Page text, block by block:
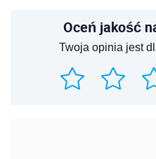
Oceń jakość
Twoja opinia jest